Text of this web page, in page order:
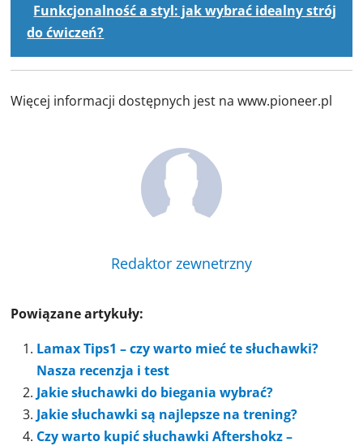
Funkcjonalność a styl: jak wybrać idealny strój
do ćwiczeń?
Więcej informacji dostępnych jest na www.pioneer.pl
Redaktor zewnetrzny
Powiązane artykuły:
Lamax Tips1 – czy warto mieć te słuchawki?
Nasza recenzja i test
Jakie słuchawki do biegania wybrać?
Jakie słuchawki są najlepsze na trening?
Czy warto kupić słuchawki Aftershokz –